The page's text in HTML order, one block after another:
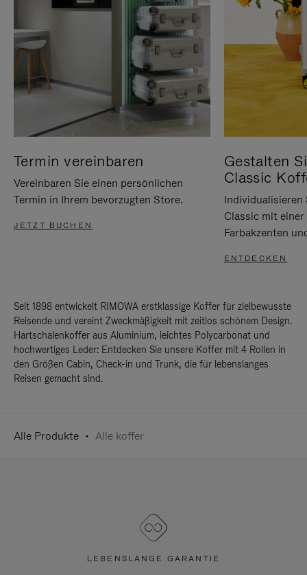
Termin vereinbaren
Vereinbaren Sie einen persönlichen
Termin in Ihrem bevorzugten Store.
JETZT BUCHEN
Gestalten
Classic
Individualisieren
Classic mit
Farbakzenten
ENTDECKEN
Seit 1898 entwickelt RIMOWA erstklassige Koffer für zielbewusste
Reisende und vereint Zweckmäßigkeit mit zeitlos schönem Design.
Hartschalenkoffer aus Aluminium, leichtes Polycarbonat und
hochwertiges Leder: Entdecken Sie unsere Koffer mit 4 Rollen in
den Größen Cabin, Check-in und Trunk, die für lebenslanges
Reisen gemacht sind.
Alle Produkte Alle koffer
LEBENSLANGE GARANTIE